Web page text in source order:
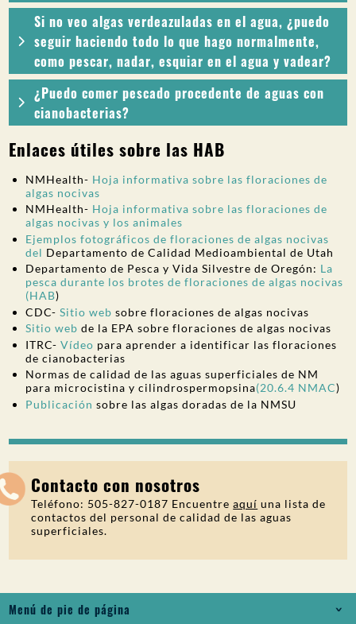
Si no veo algas verdeazuladas en el agua, ¿puedo
seguir haciendo todo lo que hago normalmente,
como pescar, nadar, esquiar en el agua y vadear?
¿Puedo comer pescado procedente de aguas con
cianobacterias?
Enlaces útiles sobre las HAB
NMHealth- Hoja informativa sobre las floraciones de
algas nocivas
NMHealth- Hoja informativa sobre las floraciones de
algas nocivas y los animales
Ejemplos fotográficos de floraciones de algas nocivas
del Departamento de Calidad Medioambiental de Utah
Departamento de Pesca y Vida Silvestre de Oregón: La
pesca durante los brotes de floraciones de algas nocivas
(HAB)
CDC-Sitio web sobre floraciones de algas nocivas
Sitio web de la EPA sobre floraciones de algas nocivas
ITRC-Vídeo para aprender a identificar las floraciones
de cianobacterias
Normas de calidad de las aguas superficiales de NM
para microcistina y cilindrospermopsina(20.6.4 NMAC)
Publicación sobre las algas doradas de la NMSU
Contacto con nosotros
Teléfono: 505-827-0187 Encuentreaquí una lista de
contactos del personal de calidad de las aguas
superficiales.
Menú de pie de página